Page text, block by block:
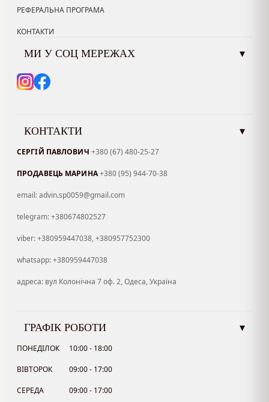
РЕФЕРАЛЬНА ПРОГРАМА
КОНТАКТИ
МИ У СОЦ МЕРЕЖАХ ▾
КОНТАКТИ ▾
СЕРГІЙ ПАВЛОВИЧ +380 (67) 480-25-27
ПРОДАВЕЦЬ МАРИНА+380 (95) 944-70-38
email: advin.sp0059@gmail.com
telegram: +380674802527
viber: +380959447038, +380957752300
whatsapp: +380959447038
адреса: вул Колонічна 7 оф. 2, Одеса, Україна
ГРАФІК РОБОТИ ▾
ПОНЕДІЛОК 10:00 - 18:00
ВІВТОРОК 09:00 - 17:00
СЕРЕДА 09:00 - 17:00